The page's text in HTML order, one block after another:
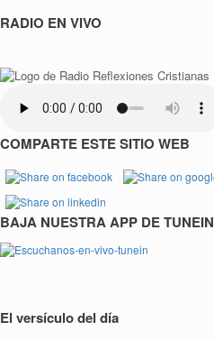
RADIO EN VIVO
COMPARTE ESTE SITIO WEB
BAJA NUESTRA APP DE TUNEIN
El versículo del día